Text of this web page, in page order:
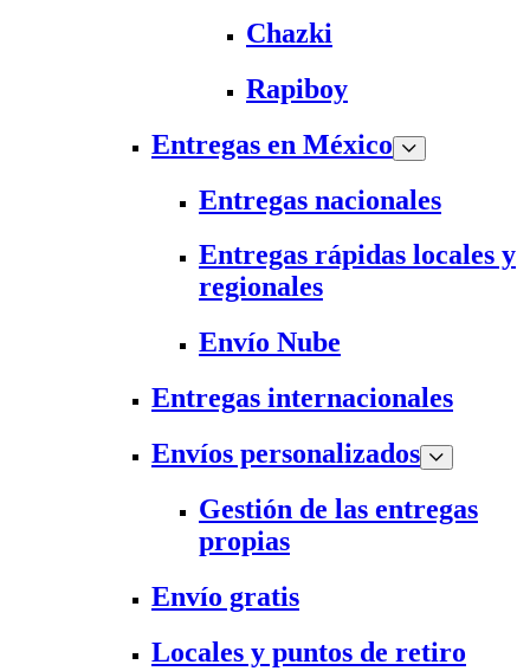
Chazki
Rapiboy
Entregas en México
Entregas nacionales
Entregas rápidas locales y
regionales
Envío Nube
Entregas internacionales
Envíos personalizados
Gestión de las entregas
propias
Envío gratis
Locales y puntos de retiro